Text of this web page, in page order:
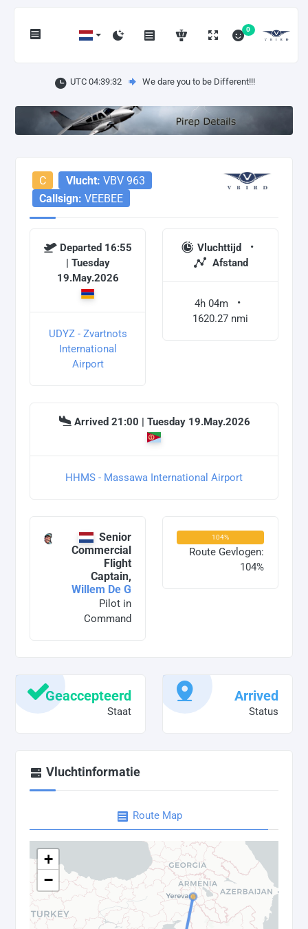
0
UTC 04:39:32 We dare you to be Different!!!
C Vlucht: VBV 963
Callsign: VEEBEE
Departed 16:55
| Tuesday
19.May.2026
UDYZ - Zvartnots
International
Airport
Vluchttijd
Afstand
4h 04m
1620.27 nmi
Arrived 21:00 | Tuesday 19.May.2026
HHMS - Massawa International Airport
Senior
Commercial
Flight
Captain,
Willem De G
Pilot in
Command
104%
Route Gevlogen:
104%
Geaccepteerd
Staat
Arrived
Status
Vluchtinformatie
Route Map
+
−